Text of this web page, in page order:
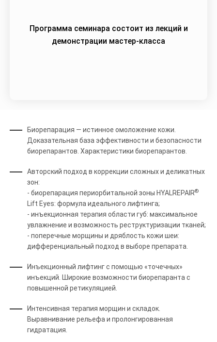
Программа семинара состоит из лекций и
демонстрации мастер-класса
Биорепарация — истинное омоложение кожи.
Доказательная база эффективности и безопасности
биорепарантов. Характеристики биорепарантов.
Авторский подход в коррекции сложных и деликатных
зон:
- биорепарация периорбитальной зоны HYALREPAIR®
Lift Eyes: формула идеального лифтинга;
- инъекционная терапия области губ: максимальное
увлажнение и возможность реструктуризации тканей;
- поперечные морщины и дряблость кожи шеи:
дифференциальный подход в выборе препарата.
Инъекционный лифтинг с помощью «точечных»
инъекций. Широкие возможности биорепаранта с
повышенной ретикуляцией.
Интенсивная терапия морщин и складок.
Выравнивание рельефа и пролонгированная
гидратация.